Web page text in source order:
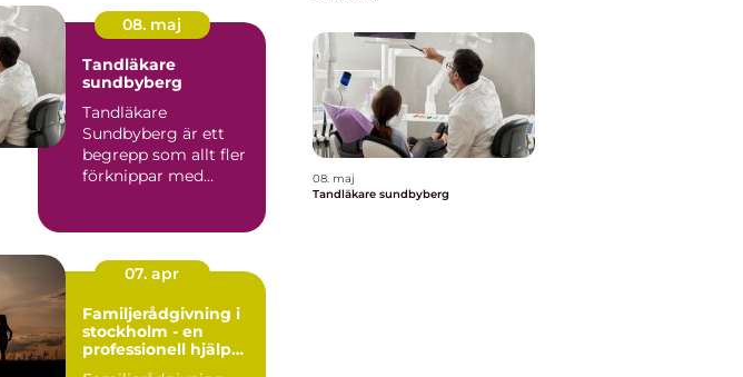
08. maj
Tandläkare
sundbyberg
Tandläkare
Sundbyberg är ett
begrepp som allt fler
förknippar med
07. apr
Familjerådgivning i
stockholm - en
professionell hjälp
08. maj
Tandläkare sundbyberg